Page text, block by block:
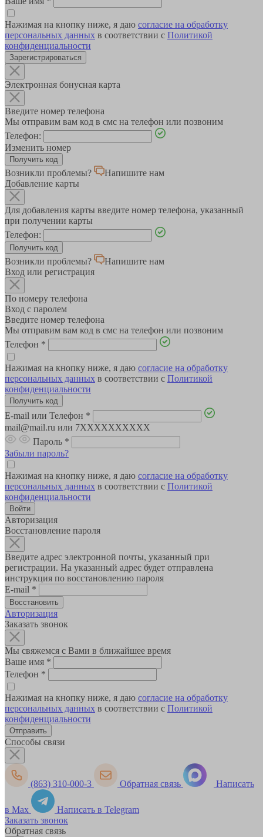
Нажимая на кнопку ниже, я даю согласие на обработку
персональных данных в соответствии с Политикой
конфиденциальности
Зарегистрироваться
Электронная бонусная карта
Введите номер телефона
Мы отправим вам код в смс на телефон или позвоним
Телефон:
Изменить номер
Возникли проблемы?
Напишите нам
Добавление карты
Для добавления карты введите номер телефона, указанный
при получении карты
Телефон:
Возникли проблемы?
Напишите нам
Вход или регистрация
По номеру телефона
Вход с паролем
Введите номер телефона
Мы отправим вам код в смс на телефон или позвоним
Телефон *
Нажимая на кнопку ниже, я даю согласие на обработку
персональных данных в соответствии с Политикой
конфиденциальности
E-mail или Телефон *
mail@mail.ru или 7XXXXXXXXXX
Пароль *
Забыли пароль?
Нажимая на кнопку ниже, я даю согласие на обработку
персональных данных в соответствии с Политикой
конфиденциальности
Авторизация
Восстановление пароля
Введите адрес электронной почты, указанный при
регистрации. На указанный адрес будет отправлена
инструкция по восстановлению пароля
E-mail *
Авторизация
Заказать звонок
Мы свяжемся с Вами в ближайшее время
Ваше имя *
Телефон *
Нажимая на кнопку ниже, я даю согласие на обработку
персональных данных в соответствии с Политикой
конфиденциальности
Способы связи
(863) 310-000-3 Обратная связь Написать
в Max
Написать в Telegram
Заказать звонок
Обратная связь